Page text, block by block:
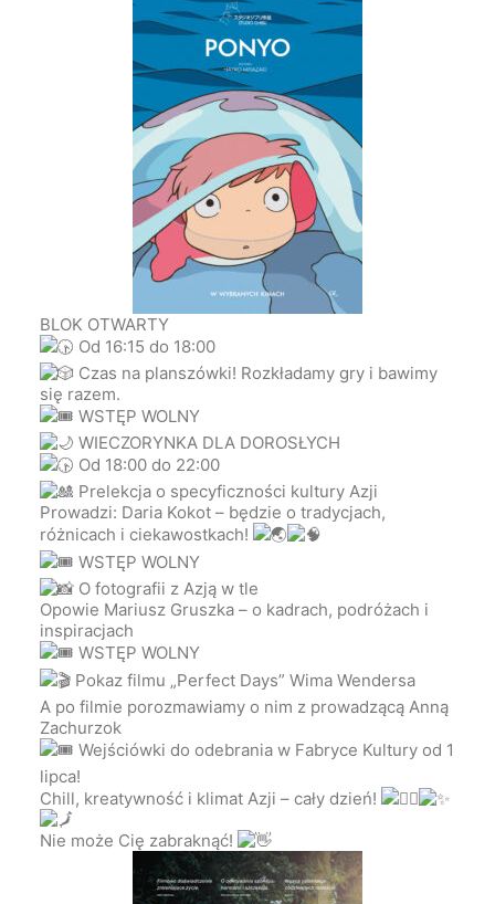
BLOK OTWARTY
Od 16:15 do 18:00
Czas na planszówki! Rozkładamy gry i bawimy
się razem.
WSTĘP WOLNY
WIECZORYNKA DLA DOROSŁYCH
Od 18:00 do 22:00
Prelekcja o specyficzności kultury Azji
Prowadzi: Daria Kokot – będzie o tradycjach,
różnicach i ciekawostkach!
WSTĘP WOLNY
O fotografii z Azją w tle
Opowie Mariusz Gruszka – o kadrach, podróżach i
inspiracjach
WSTĘP WOLNY
Pokaz filmu „Perfect Days” Wima Wendersa
A po filmie porozmawiamy o nim z prowadzącą Anną
Zachurzok
Wejściówki do odebrania w Fabryce Kultury od 1
lipca!
Chill, kreatywność i klimat Azji – cały dzień!
Nie może Cię zabraknąć!